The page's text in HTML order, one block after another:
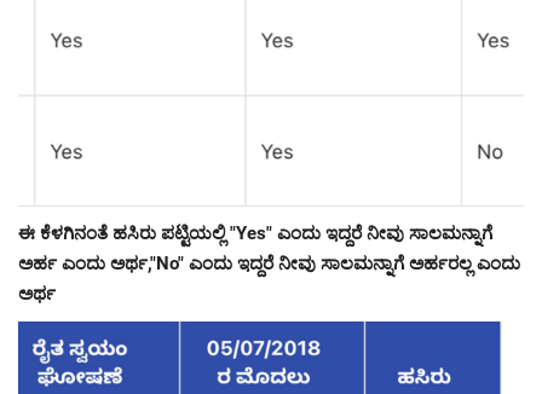
ಈ ಕೆಳಗಿನಂತೆ ಹಸಿರು ಪಟ್ಟಿಯಲ್ಲಿ "Yes" ಎಂದು ಇದ್ದರೆ ನೀವು ಸಾಲಮನ್ನಾಗೆ
ಅರ್ಹ ಎಂದು ಅರ್ಥ,"No" ಎಂದು ಇದ್ದರೆ ನೀವು ಸಾಲಮನ್ನಾಗೆ ಅರ್ಹರಲ್ಲ ಎಂದು
ಅರ್ಥ